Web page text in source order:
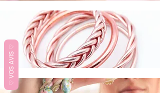
JONCS
♡ VOS AVIS ♡